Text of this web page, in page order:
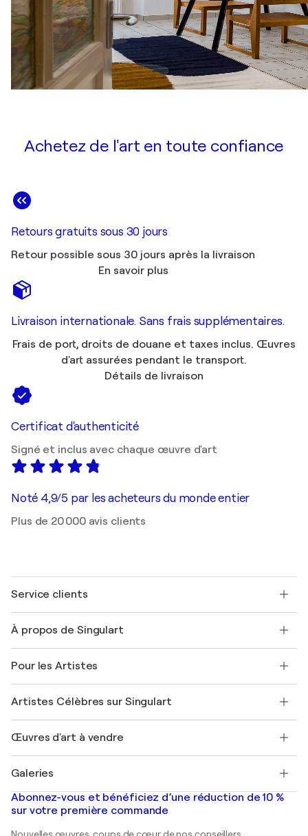
Achetez de l'art en toute confiance
Retours gratuits sous 30 jours
Retour possible sous 30 jours après la livraison
En savoir plus
Livraison internationale. Sans frais supplémentaires.
Frais de port, droits de douane et taxes inclus. Œuvres
d'art assurées pendant le transport.
Détails de livraison
Certificat d'authenticité
Signé et inclus avec chaque œuvre d'art
Noté 4,9/5 par les acheteurs du monde entier
Plus de 20 000 avis clients
Service clients
Expédition
Offrir une carte cadeau
Rejoignez notre programme commercial
Mon compte
+33 1 76 44 06 42
À propos de Singulart
FAQ
Magazine Singulart
Emplois
Découvrez une sélection d'art original
Pour les Artistes
Se connecter en tant qu'Artiste
Artistes Célèbres sur Singulart
Marc Chagall
Banksy
Mr. Brainwash
Shepard Fairey
Œuvres d'art à vendre
Tableaux abstraits à vendre
Peintures de paysage
Estampes
Galeries
Galeries d'art en France
Galeries d'art en Belgique
Abonnez-vous et bénéficiez d’une réduction de 10 %
sur votre première commande
Nouvelles œuvres, coups de cœur de nos conseillers,